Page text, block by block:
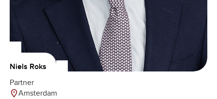
Niels Roks
Partner
Amsterdam